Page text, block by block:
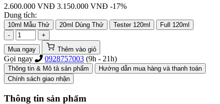
2.600.000 VNĐ 3.150.000 VNĐ -17%
Dung tích:
10ml Mẫu Thử 20ml Dùng Thử Tester 120ml
Full 120ml
-
+
Mua ngay
Thêm vào giỏ
Gọi ngay 0928757003 (9h - 21h)
Thông tin & Mô tả sản phẩm
Hướng dẫn mua hàng và thanh toán
Chính sách giao nhận
Thông tin sản phẩm